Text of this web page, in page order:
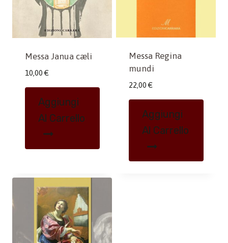
Messa Janua cæli
10,00 €
Aggiungi
Al Carrello
Messa Regina
mundi
22,00 €
Aggiungi
Al Carrello